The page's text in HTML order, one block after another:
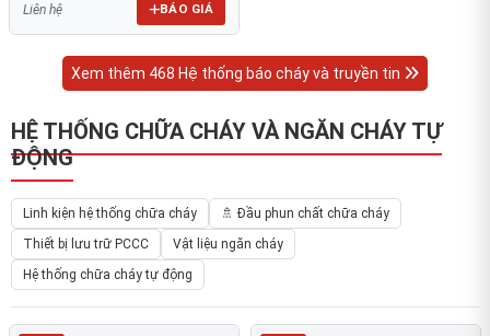
Liên hệ BÁO GIÁ
Xem thêm 468 Hệ thống báo cháy và truyền tin
HỆ THỐNG CHỮA CHÁY VÀ NGĂN CHÁY TỰ
ĐỘNG
Linh kiện hệ thống chữa cháy
🚿 Đầu phun chất chữa cháy
Thiết bị lưu trữ PCCC
Vật liệu ngăn cháy
Hệ thống chữa cháy tự động